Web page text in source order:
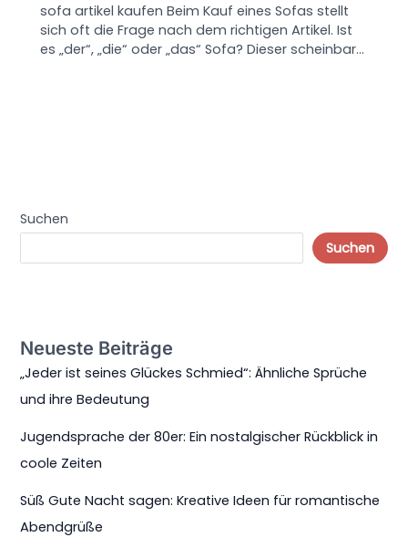
sofa artikel kaufen Beim Kauf eines Sofas stellt
sich oft die Frage nach dem richtigen Artikel. Ist
es „der“, „die“ oder „das“ Sofa? Dieser scheinbar…
Suchen
Suchen
Neueste Beiträge
„Jeder ist seines Glückes Schmied“: Ähnliche Sprüche
und ihre Bedeutung
Jugendsprache der 80er: Ein nostalgischer Rückblick in
coole Zeiten
Süß Gute Nacht sagen: Kreative Ideen für romantische
Abendgrüße